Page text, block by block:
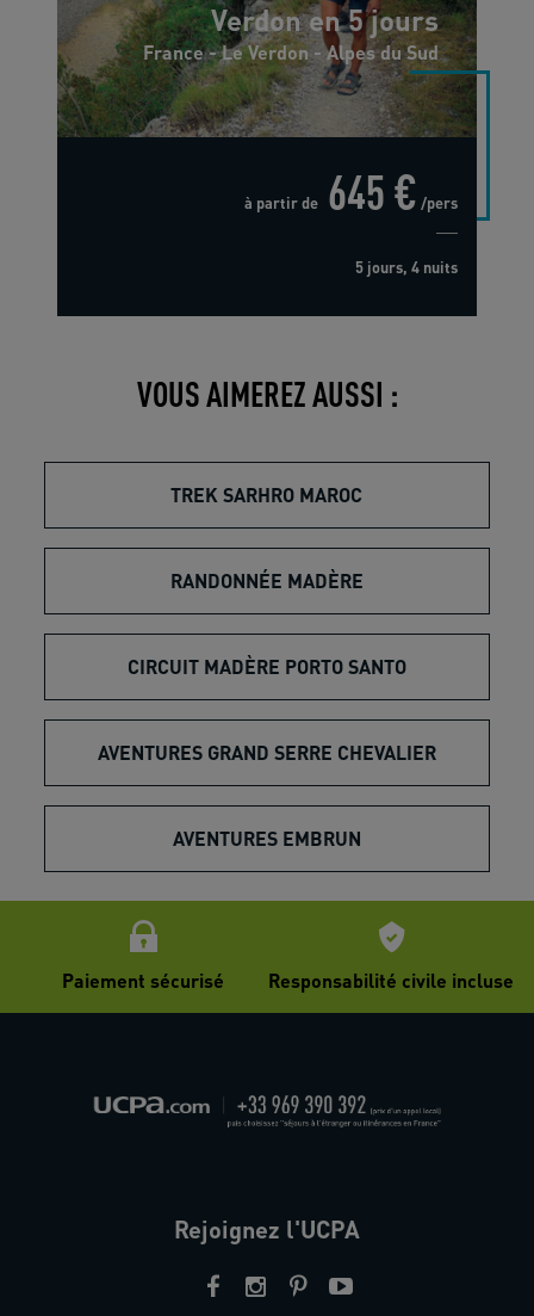
Verdon en 5 jours
France - Le Verdon - Alpes du Sud
à partir de 645 € /pers
5 jours, 4 nuits
VOUS AIMEREZ AUSSI :
TREK SARHRO MAROC
RANDONNÉE MADÈRE
CIRCUIT MADÈRE PORTO SANTO
AVENTURES GRAND SERRE CHEVALIER
AVENTURES EMBRUN
Paiement sécurisé Responsabilité civile incluse
Rejoignez l'UCPA